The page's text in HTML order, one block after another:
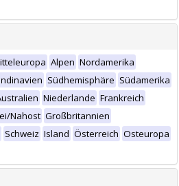
Alpen Nordamerika
Südhemisphäre Südamerika
Niederlande Frankreich
Nahost Großbritannien
Schweiz Island Österreich Osteuropa